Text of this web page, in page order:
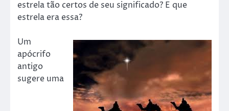
estrela tão certos de seu significado? E que
estrela era essa?
Um
apócrifo
antigo
sugere uma